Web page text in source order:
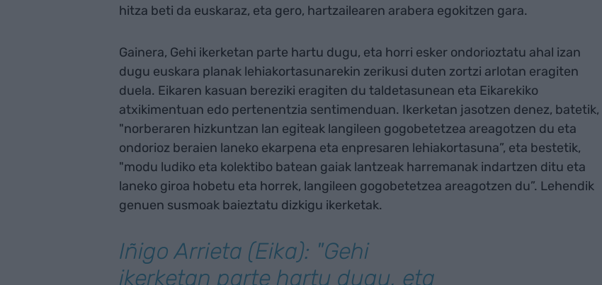
hitza beti da euskaraz, eta gero, hartzailearen arabera egokitzen gara.
Gainera, Gehi ikerketan parte hartu dugu, eta horri esker ondorioztatu ahal izan
dugu euskara planak lehiakortasunarekin zerikusi duten zortzi arlotan eragiten
duela. Eikaren kasuan bereziki eragiten du taldetasunean eta Eikarekiko
atxikimentuan edo pertenentzia sentimenduan. Ikerketan jasotzen denez, batetik,
"norberaren hizkuntzan lan egiteak langileen gogobetetzea areagotzen du eta
ondorioz beraien laneko ekarpena eta enpresaren lehiakortasuna​”, eta bestetik,
"modu ludiko eta kolektibo batean gaiak lantzeak harremanak indartzen ditu eta
laneko giroa hobetu eta horrek, langileen gogobetetzea areagotzen du”. Lehendik
genuen susmoak baieztatu dizkigu ikerketak.
Iñigo Arrieta (Eika): "Gehi
ikerketan parte hartu dugu, eta